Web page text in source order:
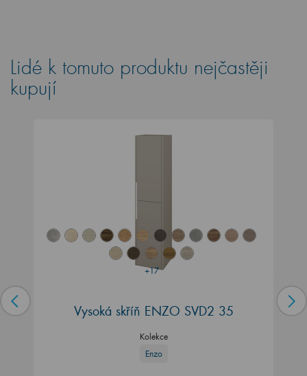
Lidé k tomuto produktu nejčastěji
kupují
+17
Vysoká skříň ENZO SVD2 35
Kolekce
Enzo